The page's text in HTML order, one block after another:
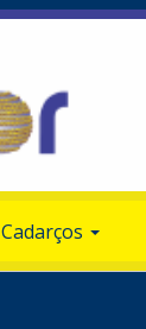
Cadarços